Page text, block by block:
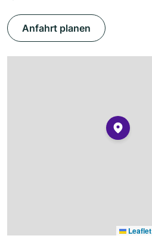
Anfahrt planen
Leaflet